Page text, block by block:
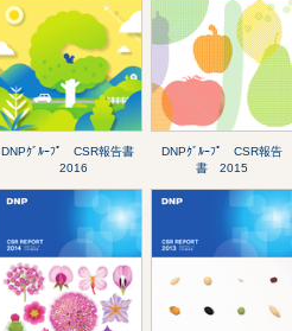
DNPｸﾞﾙｰﾌﾟ CSR報告書
2016
DNPｸﾞﾙｰﾌﾟ CSR報告
書 2015